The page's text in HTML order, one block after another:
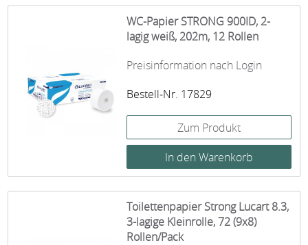
WC-Papier STRONG 900ID, 2-
lagig weiß, 202m, 12 Rollen
Preisinformation nach Login
Bestell-Nr. 17829
Zum Produkt
Toilettenpapier Strong Lucart 8.3,
3-lagige Kleinrolle, 72 (9x8)
Rollen/Pack